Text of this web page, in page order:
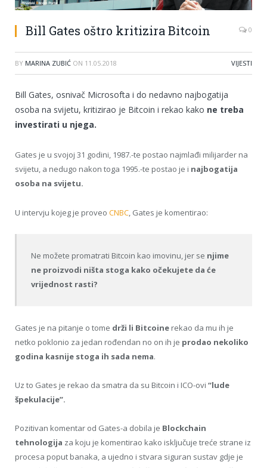
Bill Gates oštro kritizira Bitcoin 0
BY MARINA ZUBIĆ ON 11.05.2018 VIJESTI
Bill Gates, osnivač Microsofta i do nedavno najbogatija
osoba na svijetu, kritizirao je Bitcoin i rekao kako ne treba
investirati u njega.
Gates je u svojoj 31 godini, 1987.-te postao najmlađi milijarder na
svijetu, a nedugo nakon toga 1995.-te postao je i najbogatija
osoba na svijetu.
U intervju kojeg je proveo CNBC, Gates je komentirao:
Ne možete promatrati Bitcoin kao imovinu, jer se njime
ne proizvodi ništa stoga kako očekujete da će
vrijednost rasti?
Gates je na pitanje o tome drži li Bitcoine rekao da mu ih je
netko poklonio za jedan rođendan no on ih je prodao nekoliko
godina kasnije stoga ih sada nema.
Uz to Gates je rekao da smatra da su Bitcoin i ICO-ovi “lude
špekulacije”.
Pozitivan komentar od Gates-a dobila je Blockchain
tehnologija za koju je komentirao kako isključuje treće strane iz
procesa poput banaka, a ujedno i stvara siguran sustav gdje je